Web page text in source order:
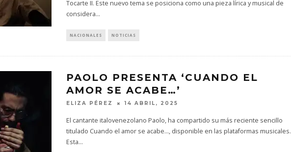
Tocarte II. Este nuevo tema se posiciona como una pieza lírica y musical de
considera...
NACIONALES NOTICIAS
PAOLO PRESENTA ‘CUANDO EL
AMOR SE ACABE…’
ELIZA PÉREZ 14 ABRIL, 2025
El cantante italovenezolano Paolo, ha compartido su más reciente sencillo
titulado Cuando el amor se acabe..., disponible en las plataformas musicales.
Esta...